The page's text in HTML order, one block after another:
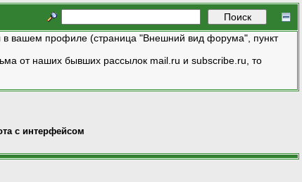
в вашем профиле (страница "Внешний вид форума", пункт
от наших бывших рассылок mail.ru и subscribe.ru, то
с интерфейсом